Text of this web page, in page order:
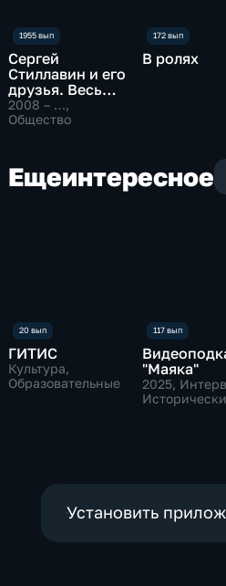
Сергей
Стиллавин и его
друзья. Весь
эфир
2008 – …,
Общество
В ролях
Ещеинтересное
ГИТИС
Культура,
Образовательные
"Маяка"
2025,
Установить